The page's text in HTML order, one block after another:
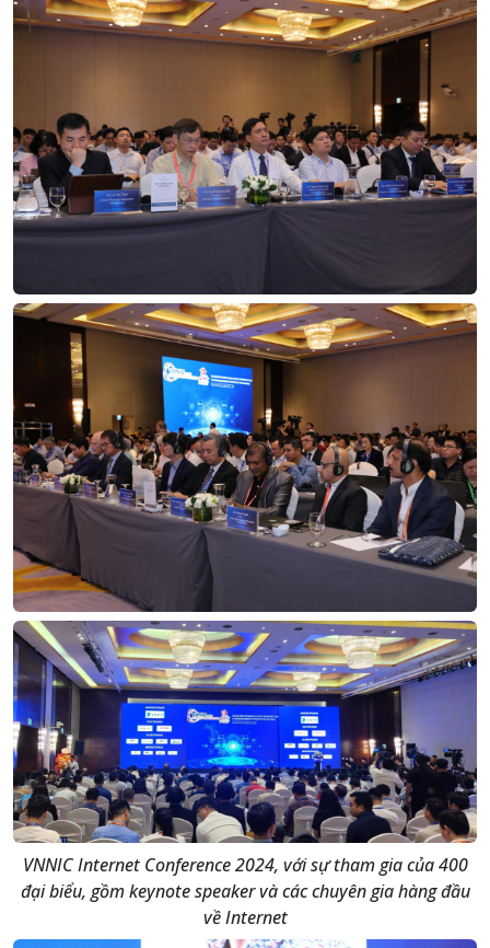
VNNIC Internet Conference 2024, với sự tham gia của 400
đại biểu, gồm keynote speaker và các chuyên gia hàng đầu
về Internet